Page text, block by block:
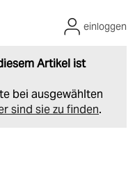
Artikel ist
bei ausgewählten
sind sie zu finden.
einloggen